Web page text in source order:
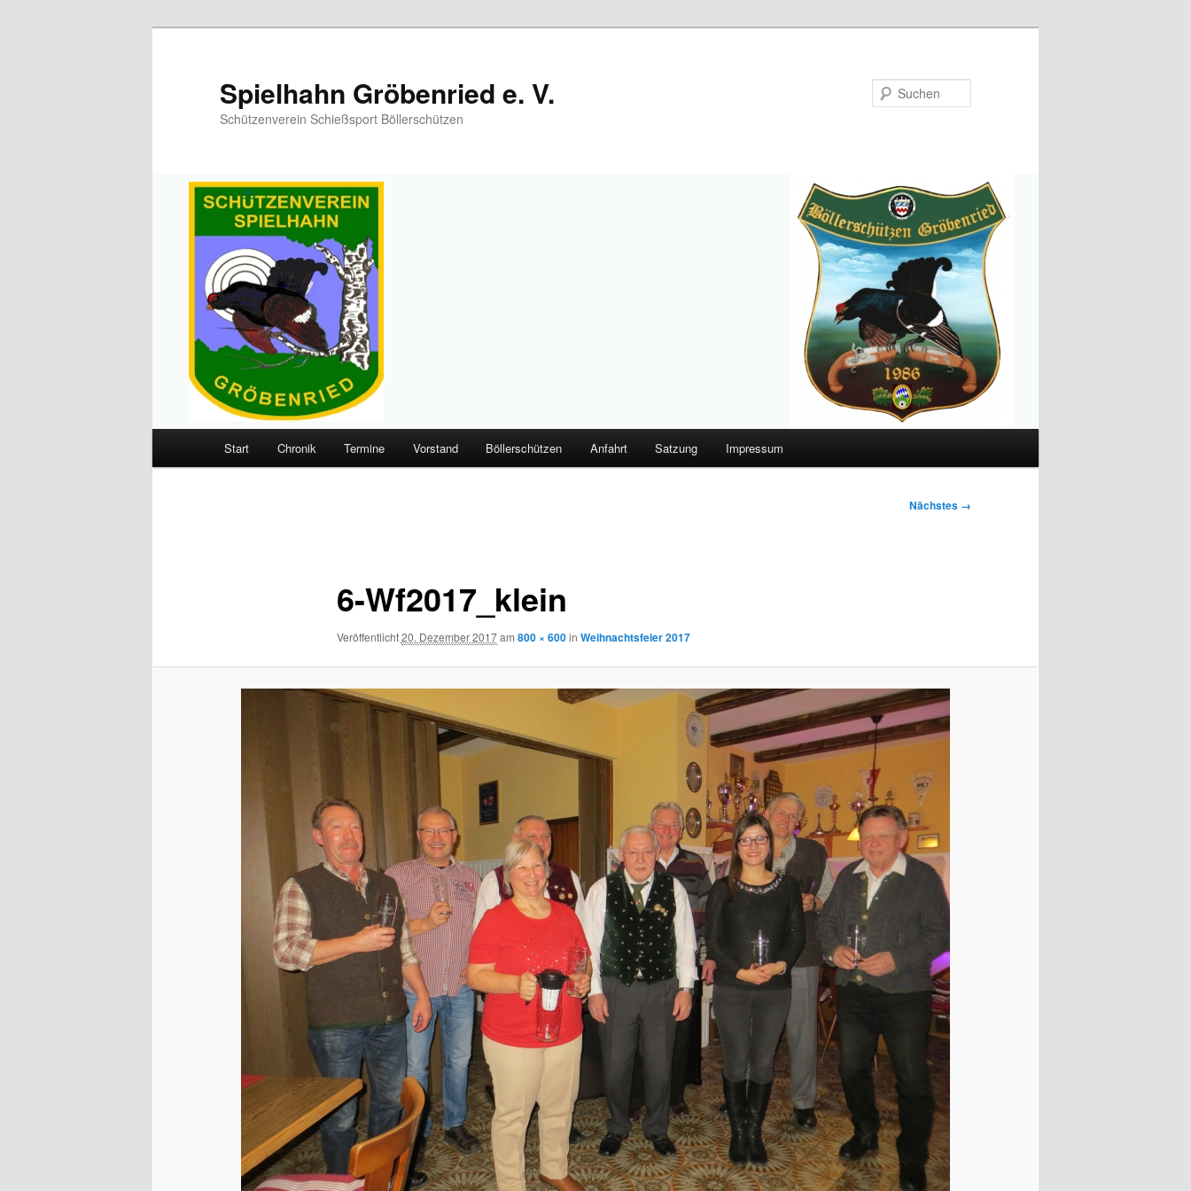
Spielhahn Gröbenried e. V.
Schützenverein Schießsport Böllerschützen
Zum
Start Chronik Termine Vorstand Böllerschützen Anfahrt Satzung Impressum
Nächstes →
6-Wf2017_klein
Veröffentlicht20. Dezember 2017am 800 × 600in Weihnachtsfeier 2017